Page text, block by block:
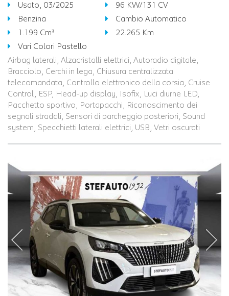
Usato, 03/2025
96 KW/131 CV
Benzina
Cambio Automatico
1.199 Cm³
22.265 Km
Vari Colori Pastello
Airbag laterali, Alzacristalli elettrici, Autoradio digitale,
Bracciolo, Cerchi in lega, Chiusura centralizzata
telecomandata, Controllo elettronico della corsia, Cruise
Control, ESP, Head-up display, Isofix, Luci diurne LED,
Pacchetto sportivo, Portapacchi, Riconoscimento dei
segnali stradali, Sensori di parcheggio posteriori, Sound
system, Specchietti laterali elettrici, USB, Vetri oscurati